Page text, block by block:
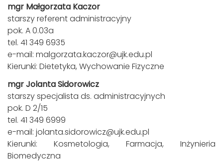
mgr Małgorzata Kaczor
starszy referent administracyjny
pok. A 0.03a
tel. 41 349 6935
e-mail: malgorzata.kaczor@ujk.edu.pl
Kierunki: Dietetyka, Wychowanie Fizyczne
mgr Jolanta Sidorowicz
starszy specjalista ds. administracyjnych
pok. D 2/15
tel. 41 349 6999
e-mail: jolanta.sidorowicz@ujk.edu.pl
Kierunki: Kosmetologia, Farmacja, Inżynieria
Biomedyczna